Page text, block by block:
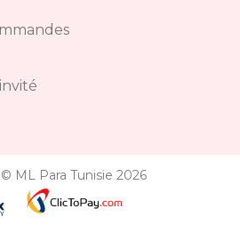
ML Para Tunisie 2026